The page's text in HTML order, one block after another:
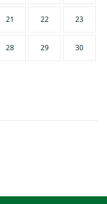
21 22 23
28 29 30